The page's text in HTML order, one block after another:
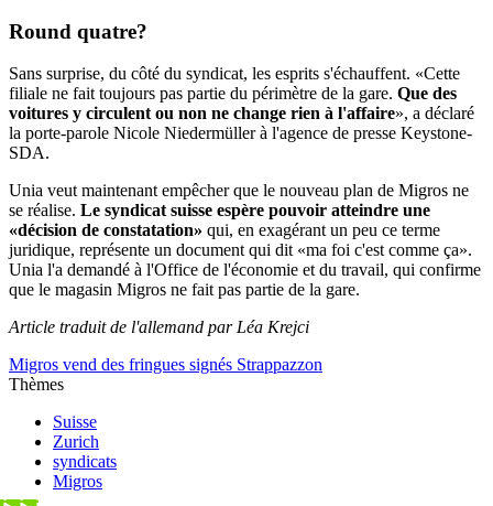
Round quatre?
Sans surprise, du côté du syndicat, les esprits s'échauffent. «Cette
filiale ne fait toujours pas partie du périmètre de la gare. Que des
voitures y circulent ou non ne change rien à l'affaire», a déclaré
la porte-parole Nicole Niedermüller à l'agence de presse Keystone-
SDA.
Unia veut maintenant empêcher que le nouveau plan de Migros ne
se réalise. Le syndicat suisse espère pouvoir atteindre une
«décision de constatation» qui, en exagérant un peu ce terme
juridique, représente un document qui dit «ma foi c'est comme ça».
Unia l'a demandé à l'Office de l'économie et du travail, qui confirme
que le magasin Migros ne fait pas partie de la gare.
Article traduit de l'allemand par Léa Krejci
Migros vend des fringues signés Strappazzon
Thèmes
Suisse
Zurich
syndicats
Migros